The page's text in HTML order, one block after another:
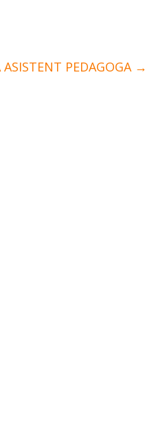
PEDAGOGA →